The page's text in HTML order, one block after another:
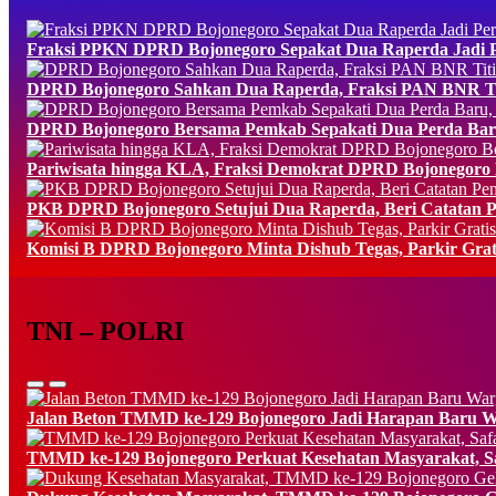
Fraksi PPKN DPRD Bojonegoro Sepakat Dua Raperda Jadi
DPRD Bojonegoro Sahkan Dua Raperda, Fraksi PAN BNR
DPRD Bojonegoro Bersama Pemkab Sepakati Dua Perda
Pariwisata hingga KLA, Fraksi Demokrat DPRD Bojonegoro
PKB DPRD Bojonegoro Setujui Dua Raperda, Beri Catatan
Komisi B DPRD Bojonegoro Minta Dishub Tegas, Parkir
TNI – POLRI
Jalan Beton TMMD ke-129 Bojonegoro Jadi Harapan Baru
TMMD ke-129 Bojonegoro Perkuat Kesehatan Masyarakat,